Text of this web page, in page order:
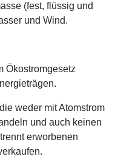
(fest, flüssig und
und Wind.
Ökostromgesetz
weder mit Atomstrom
und auch keinen
erworbenen